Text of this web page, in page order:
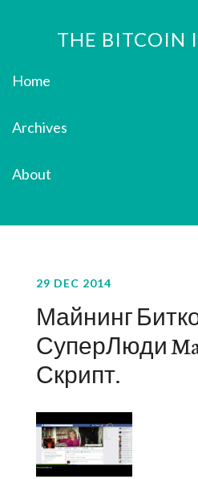
THE BITCOIN
Home
Archives
About
29 DEC 2014
Майнинг
СуперЛюди
Скрипт.